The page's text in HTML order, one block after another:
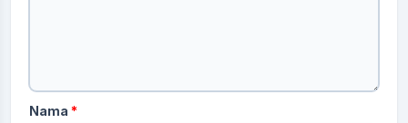
Nama *